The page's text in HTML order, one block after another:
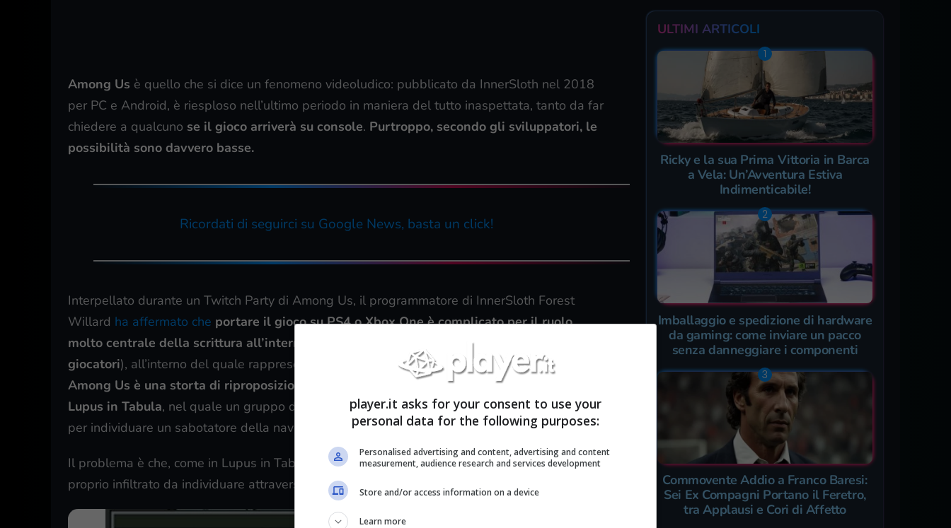
Among Us è quello che si dice un fenomeno videoludico: pubblicato da InnerSloth nel 2018
per PC e Android, è riesploso nell’ultimo periodo in maniera del tutto inaspettata, tanto da far
chiedere a qualcuno se il gioco arriverà su console. Purtroppo, secondo gli sviluppatori, le
possibilità sono davvero basse.
Ricordati di seguirci su Google News, basta un click!
Interpellato durante un Twitch Party di Among Us, il programmatore di InnerSloth Forest
Willard ha affermato che portare il gioco su PS4 o Xbox One è complicato per il ruolo
molto centrale della scrittura all’interno del titolo
(basato per di più sul confronto fra
giocatori), all’interno del quale rappresenta l’unico e principale metodo di comunicazione.
Among Us è una storta di riproposizione in chiave sci-fi del classico gioco da tavolo
Lupus in Tabula, nel quale un gruppo di astronauti (buona parte del party) deve collaborare
per individuare un sabotatore della nave spaziale su cui sta viaggiando.
Il problema è che, come in Lupus in Tabula, il sabotatore è uno dei partecipanti, un vero e
proprio infiltrato da individuare attraverso la deduzione di gruppo.
ULTIMI ARTICOLI
Ricky e la sua Prima Vittoria in Barca
a Vela: Un’Avventura Estiva
Indimenticabile!
Imballaggio e spedizione di hardware
da gaming: come inviare un pacco
senza danneggiare i componenti
Commovente Addio a Franco Baresi:
Sei Ex Compagni Portano il Feretro,
tra Applausi e Cori di Affetto
player.it asks for your consent to use your
personal data for the following purposes:
Personalised advertising and content, advertising and content
measurement, audience research and services development
Store and/or access information on a device
Learn more